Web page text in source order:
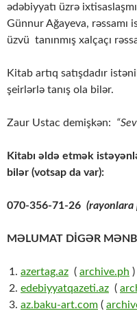
ədəbiyyatı üzrə
Günnur Ağayeva, rəssamı
üzvü tanınmış xalçaçı
Kitab artıq satışdadır
şeirlərlə tanış ola bilər.
Zaur Ustac demişkən:
Kitabı əldə etmək
bilər (votsap da var):
070-356-71-26 (rayonlara
MƏLUMAT DİGƏR
azertag.az ( archive.ph )
edebiyyatqazeti.az (
az.baku-art.com (